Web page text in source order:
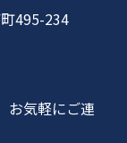
495-234
お気軽にご連